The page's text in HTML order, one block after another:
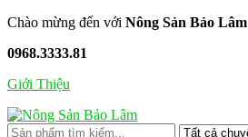
Skip
the
Chào mừng đến với Nông Sản Bảo Lâm
0968.3333.81
Giới Thiệu